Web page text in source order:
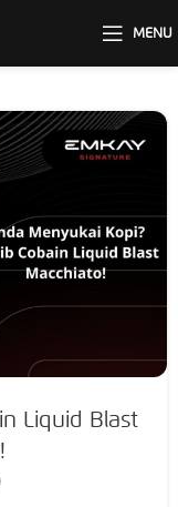
MENU
Liquid Blast